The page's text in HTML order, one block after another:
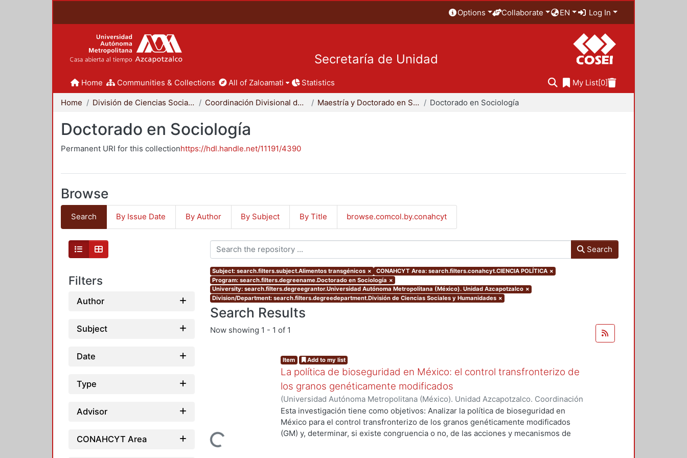
Options Collaborate EN Log In
Secretaría de Unidad
Home Communities & Collections All of Zaloamati Statistics My List[0]
Home División de Ciencias Sociales y Humanidades Coordinación Divisional de Posgrado Maestría y Doctorado en Sociología Doctorado en Sociología
Doctorado en Sociología
Permanent URI for this collectionhttps://hdl.handle.net/11191/4390
Browse
Search By Issue Date By Author By Subject By Title browse.comcol.by.conahcyt
Filters
Author
Subject
Date
Type
Advisor
CONAHCYT Area
Search
Subject: search.filters.subject.Alimentos transgénicos × CONAHCYT Area: search.filters.conahcyt.CIENCIA POLÍTICA ×
Program: search.filters.degreename.Doctorado en Sociología ×
University: search.filters.degreegrantor.Universidad Autónoma Metropolitana (México). Unidad Azcapotzalco ×
Division/Department: search.filters.degreedepartment.División de Ciencias Sociales y Humanidades ×
Search Results
Now showing 1 - 1 of 1
Loading...
Item Add to my list
La política de bioseguridad en México: el control transfronterizo de
los granos genéticamente modificados
(Universidad Autónoma Metropolitana (México). Unidad Azcapotzalco. Coordinación
de Servicios de Información.,2013-10-30)AVILA DOMINGUEZ, JORGE
Esta investigación tiene como objetivos: Analizar la política de bioseguridad en
México para el control transfronterizo de los granos genéticamente modificados
(GM) y, determinar, si existe congruencia o no, de las acciones y mecanismos de